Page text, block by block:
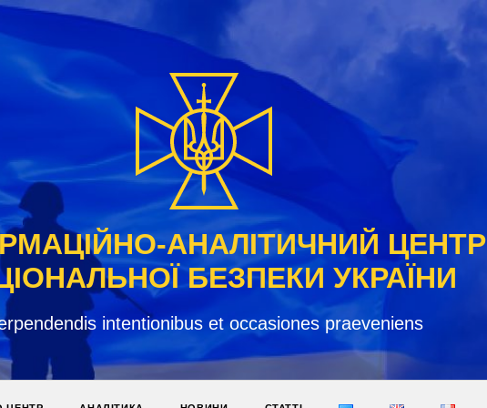
АНАЛІТИЧНИЙ ЦЕНТР
БЕЗПЕКИ УКРАЇНИ
intentionibus et occasiones praeveniens